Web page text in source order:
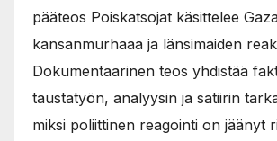
pääteos Poiskatsojat käsittelee
kansanmurhaaa ja länsimaiden
Dokumentaarinen teos yhdistää
taustatyön, analyysin ja satiirin
miksi poliittinen reagointi on jäänyt